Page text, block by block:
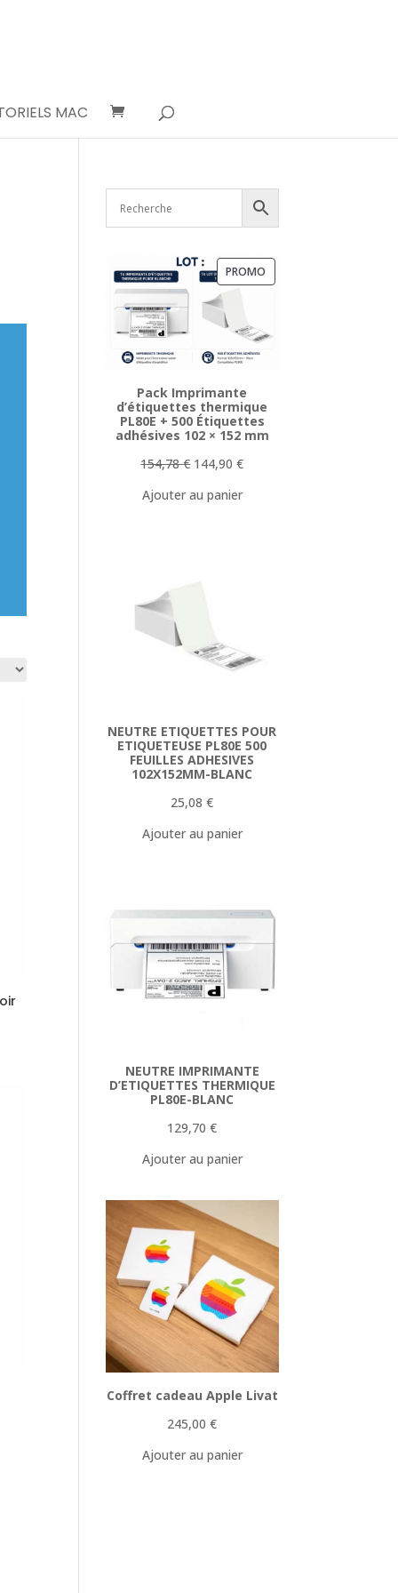
MAC
PROMO
Pack Imprimante
d’étiquettes thermique
PL80E + 500 Étiquettes
adhésives 102 × 152 mm
154,78€ Le
initial
144,90€Le
Ajouter au panier
NEUTRE ETIQUETTES POUR
ETIQUETEUSE PL80E 500
FEUILLES ADHESIVES
102X152MM-BLANC
25,08€
Ajouter au panier
NEUTRE IMPRIMANTE
D’ETIQUETTES THERMIQUE
PL80E-BLANC
129,70€
Ajouter au panier
Coffret cadeau Apple Livat
245,00€
Ajouter au panier